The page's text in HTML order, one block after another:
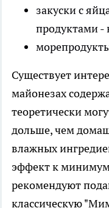
закуски с
продуктами -
Существует
майонезах
теоретически
дольше, чем
влажных
эффект к
рекомендуют
классическую